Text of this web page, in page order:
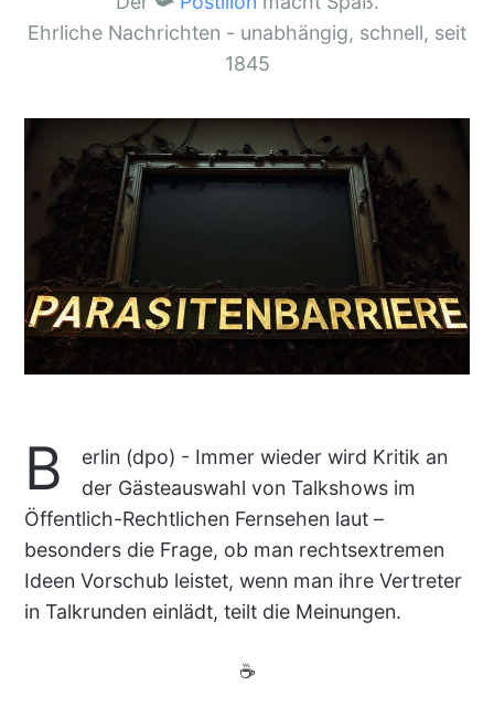
Ehrliche Nachrichten - unabhängig, schnell, seit
1845
B
erlin (dpo) - Immer wieder wird Kritik an
der Gästeauswahl von Talkshows im
Öffentlich-Rechtlichen Fernsehen laut –
besonders die Frage, ob man rechtsextremen
Ideen Vorschub leistet, wenn man ihre Vertreter
in Talkrunden einlädt, teilt die Meinungen.
☕